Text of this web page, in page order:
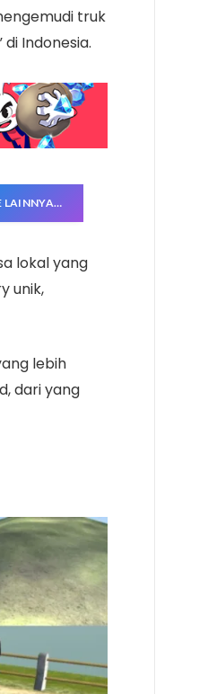
truk
Indonesia.
LAINNYA…
lokal yang
unik,
lebih
dari yang